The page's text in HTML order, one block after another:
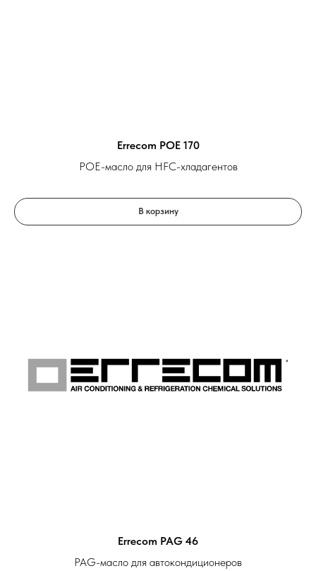
Errecom POE 170
POE-масло для HFC-хладагентов
В корзину
Errecom PAG 46
PAG-масло для автокондиционеров